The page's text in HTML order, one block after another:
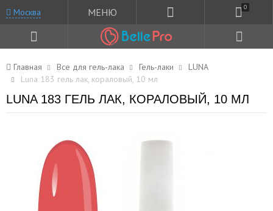
Москва МЕНЮ 0
Главная Все для гель-лака Гель-лаки
LUNA
Luna 183 гель лак, кораловый, 10 мл
LUNA 183 ГЕЛЬ ЛАК, КОРАЛОВЫЙ, 10 МЛ